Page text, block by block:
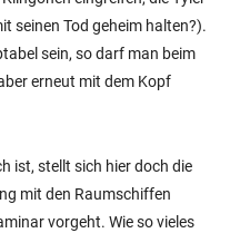
seinen Tod geheim halten?).
sein, so darf man beim
erneut mit dem Kopf
ist, stellt sich hier doch die
mit den Raumschiffen
vorgeht. Wie so vieles